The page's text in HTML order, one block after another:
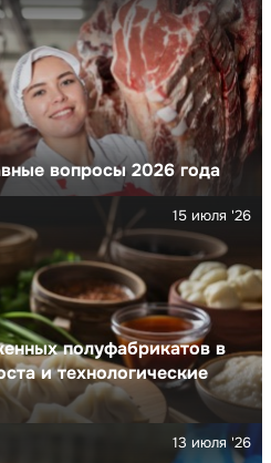
вопросы 2026 года
полуфабрикатов в
и технологические
15 июля '26
13 июля '26